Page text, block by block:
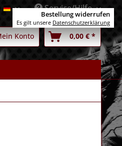
DeutschService/Hilfe
Konto 0,00 € *
Bestellung widerrufen
Es gilt unsere Datenschutzerklärung